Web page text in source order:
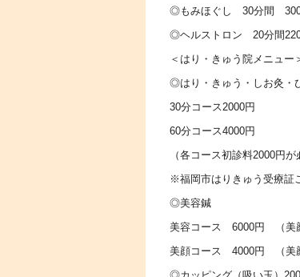
◎もみほぐし 30分間
◎ヘルストロン 20分間
＜はり・きゅう院メニュー
◎はり・きゅう・しお灸・
30分コース2000円
60分コース4000円
（各コース初診料2000円が
※福岡市はりきゅう受療証
◎美容鍼
美容コース 6000円 （美顔
美顔コース 4000円 （美顔